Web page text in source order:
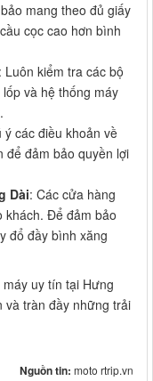
mang theo đủ giấy
cọc cao hơn bình
: Luôn kiểm tra các bộ
và hệ thống máy
ý các điều khoản về
để đảm bảo quyền lợi
Dài: Các cửa hàng
khách. Để đảm bảo
đổ đầy bình xăng
uy tín tại Hưng
và tràn đầy những trải
Nguồn tin: moto rtrip.vn